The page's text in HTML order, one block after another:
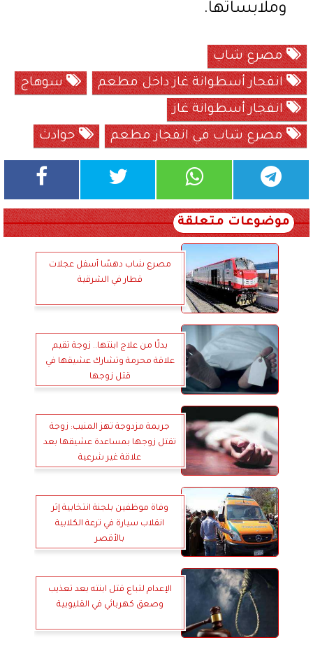
وملابساتها.
مصرع شاب
انفجار أسطوانة غاز داخل مطعم
سوهاج
انفجار أسطوانة غاز
مصرع شاب في انفجار مطعم
حوادث
موضوعات متعلقة
مصرع شاب دهسًا أسفل عجلات
قطار في الشرقية
بدلًا من علاج ابنتها.. زوجة تقيم
علاقة محرمة وتشارك عشيقها في
قتل زوجها
جريمة مزدوجة تهز المنيب: زوجة
تقتل زوجها بمساعدة عشيقها بعد
علاقة غير شرعية
وفاة موظفين بلجنة انتخابية إثر
انقلاب سيارة في ترعة الكلابية
بالأقصر
الإعدام لتباع قتل ابنته بعد تعذيب
وصعق كهربائي في القليوبية